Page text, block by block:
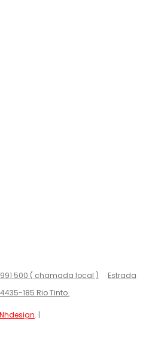
991 500 ( chamada local )
Estrada
185 Rio Tinto.
Nhdesign. |